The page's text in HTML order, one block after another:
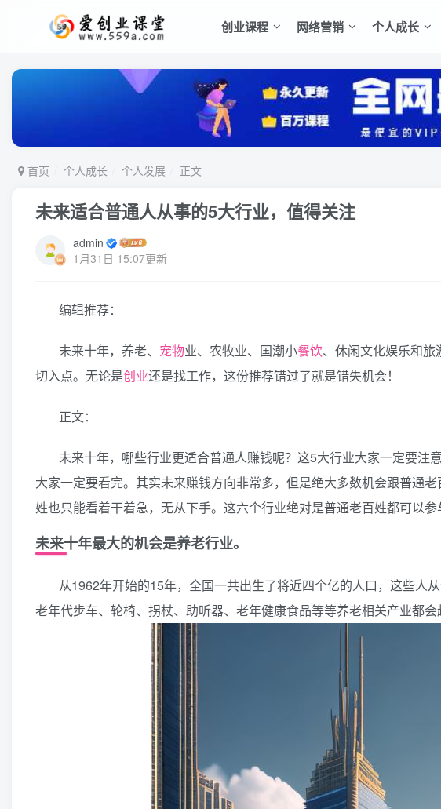
创业课程 网络营销 个人成长
首页 个人成长 个人发展 正文
未来适合普通人从事的5大行业，值得关注
admin
1月31日 15:07更新
编辑推荐：
未来十年，养老、 宠物业、农牧业、国潮小餐饮、休闲文化娱乐和
切入点。无论是创业还是找工作，这份推荐错过了就是错失机会！
正文：
未来十年，哪些行业更适合普通人赚钱呢？这5大行业大家一定要注
大家一定要看完。其实未来赚钱方向非常多，但是绝大多数机会跟普通
姓也只能看着干着急，无从下手。这六个行业绝对是普通老百姓都可以参
未来十年最大的机会是养老行业。
从1962年开始的15年，全国一共出生了将近四个亿的人口，这些人
老年代步车、轮椅、拐杖、助听器、老年健康食品等等养老相关产业都